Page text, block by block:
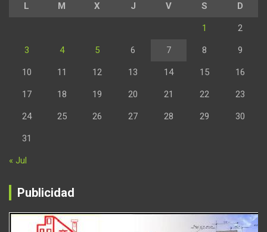
L M X J V S D
1 2
3 4 5 6 7 8 9
10 11 12 13 14 15 16
17 18 19 20 21 22 23
24 25 26 27 28 29 30
31
« Jul
Publicidad